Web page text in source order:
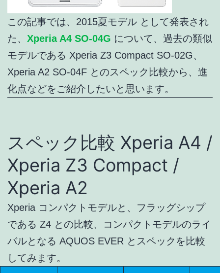
この記事では、2015夏モデル として発表され
た、 Xperia A4 SO-04G について、過去の類似
モデルである Xperia Z3 Compact SO-02G、
Xperia A2 SO-04F とのスペック比較から、進
化点などをご紹介したいと思います。
スペック比較 Xperia A4 /
Xperia Z3 Compact /
Xperia A2
Xperia コンパクトモデルと、フラッグシップ
である Z4 との比較、コンパクトモデルのライ
バルとなる AQUOS EVER とスペックを比較
してみます。